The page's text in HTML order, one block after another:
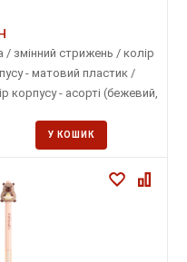
/ змінний стрижень / колір
- матовий пластик /
корпусу - асорті (бежевий,
У КОШИК